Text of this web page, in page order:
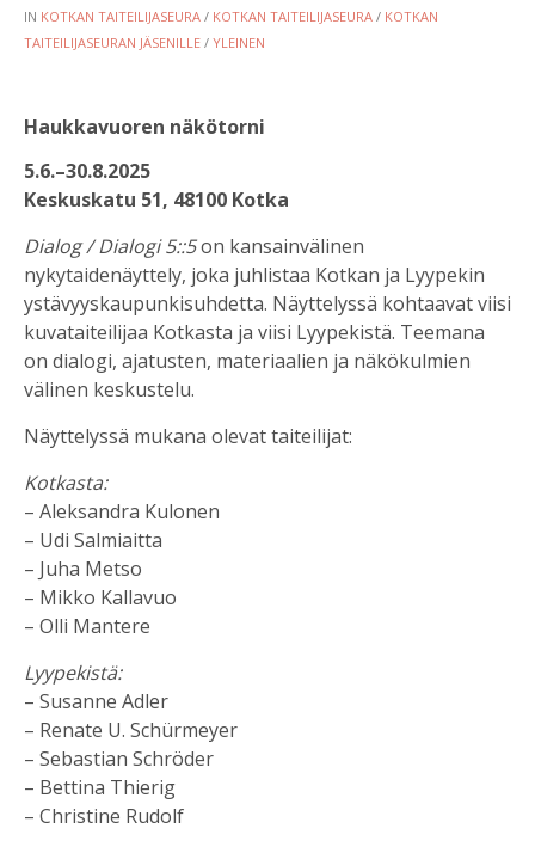
BY
IN POSTED
IN
KOTKAN TAITEILIJASEURA / KOTKAN TAITEILIJASEURA / KOTKAN
TAITEILIJASEURAN JÄSENILLE / YLEINEN
Haukkavuoren näkötorni
5.6.–30.8.2025
Keskuskatu 51, 48100 Kotka
Dialog / Dialogi 5::5on kansainvälinen
nykytaidenäyttely, joka juhlistaa Kotkan ja Lyypekin
ystävyyskaupunkisuhdetta. Näyttelyssä kohtaavat viisi
kuvataiteilijaa Kotkasta ja viisi Lyypekistä. Teemana
on dialogi, ajatusten, materiaalien ja näkökulmien
välinen keskustelu.
Näyttelyssä mukana olevat taiteilijat:
Kotkasta:
– Aleksandra Kulonen
– Udi Salmiaitta
– Juha Metso
– Mikko Kallavuo
– Olli Mantere
Lyypekistä:
– Susanne Adler
– Renate U. Schürmeyer
– Sebastian Schröder
– Bettina Thierig
– Christine Rudolf